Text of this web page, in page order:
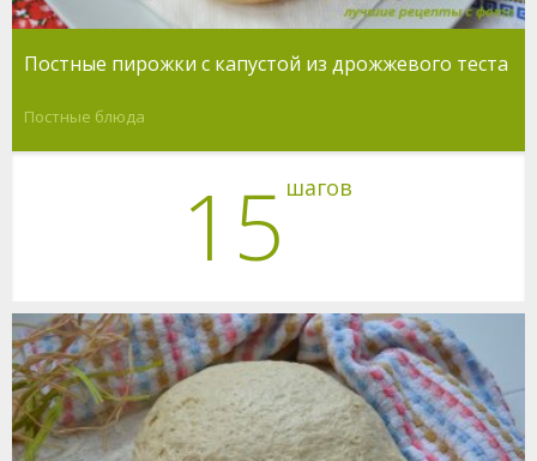
Постные пирожки с капустой из дрожжевого теста
Постные блюда
15 шагов